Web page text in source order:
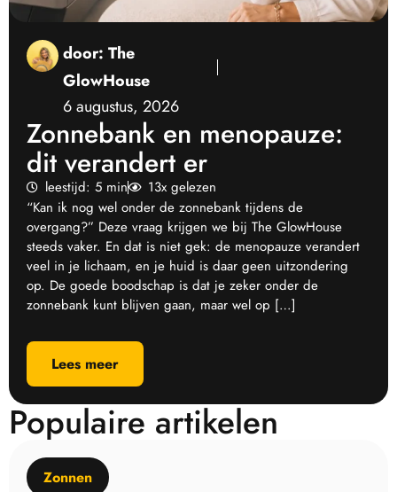
door: The
GlowHouse
6 augustus, 2026
Zonnebank en menopauze:
dit verandert er
leestijd: 5 min
13x gelezen
“Kan ik nog wel onder de zonnebank tijdens de
overgang?” Deze vraag krijgen we bij The GlowHouse
steeds vaker. En dat is niet gek: de menopauze verandert
veel in je lichaam, en je huid is daar geen uitzondering
op. De goede boodschap is dat je zeker onder de
zonnebank kunt blijven gaan, maar wel op […]
Lees meer
Populaire artikelen
Zonnen